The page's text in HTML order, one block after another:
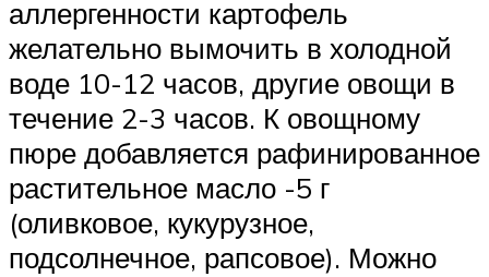
аллергенности картофель
желательно вымочить в холодной
воде 10-12 часов, другие овощи в
течение 2-3 часов. К овощному
пюре добавляется рафинированное
растительное масло -5 г
(оливковое, кукурузное,
подсолнечное, рапсовое). Можно